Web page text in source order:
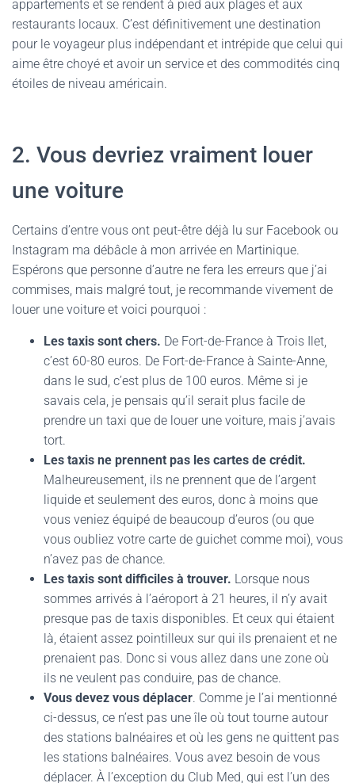
appartements et se rendent à pied aux plages et aux
restaurants locaux. C’est définitivement une destination
pour le voyageur plus indépendant et intrépide que celui qui
aime être choyé et avoir un service et des commodités cinq
étoiles de niveau américain.
2. Vous devriez vraiment louer
une voiture
Certains d’entre vous ont peut-être déjà lu sur Facebook ou
Instagram ma débâcle à mon arrivée en Martinique.
Espérons que personne d’autre ne fera les erreurs que j’ai
commises, mais malgré tout, je recommande vivement de
louer une voiture et voici pourquoi :
Les taxis sont chers. De Fort-de-France à Trois Ilet,
c’est 60-80 euros. De Fort-de-France à Sainte-Anne,
dans le sud, c’est plus de 100 euros. Même si je
savais cela, je pensais qu’il serait plus facile de
prendre un taxi que de louer une voiture, mais j’avais
tort.
Les taxis ne prennent pas les cartes de crédit.
Malheureusement, ils ne prennent que de l’argent
liquide et seulement des euros, donc à moins que
vous veniez équipé de beaucoup d’euros (ou que
vous oubliez votre carte de guichet comme moi), vous
n’avez pas de chance.
Les taxis sont difficiles à trouver. Lorsque nous
sommes arrivés à l’aéroport à 21 heures, il n’y avait
presque pas de taxis disponibles. Et ceux qui étaient
là, étaient assez pointilleux sur qui ils prenaient et ne
prenaient pas. Donc si vous allez dans une zone où
ils ne veulent pas conduire, pas de chance.
Vous devez vous déplacer. Comme je l’ai mentionné
ci-dessus, ce n’est pas une île où tout tourne autour
des stations balnéaires et où les gens ne quittent pas
les stations balnéaires. Vous avez besoin de vous
déplacer. À l’exception du Club Med, qui est l’un des